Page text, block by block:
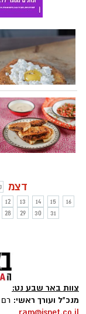
דצמ
12 13 14 15
16
28 29 30 31
צוות באר שבע נט:
מנכ"ל ועורך ראשי: